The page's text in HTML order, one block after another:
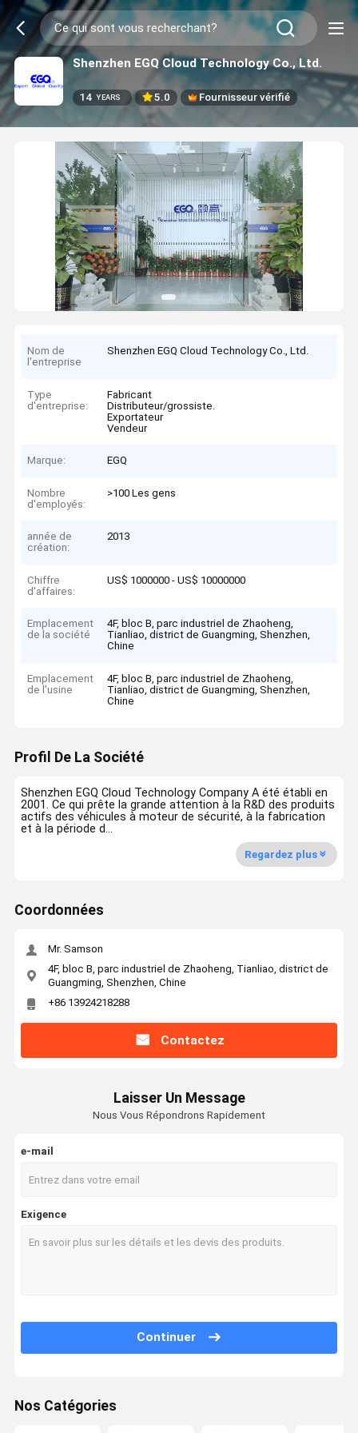
Shenzhen EGQ Cloud Technology Co., Ltd.
14 YEARS 5.0 Fournisseur vérifié
Nom de
l'entreprise
Shenzhen EGQ Cloud Technology Co., Ltd.
Type
d'entreprise:
Fabricant
Distributeur/grossiste.
Exportateur
Vendeur
Marque: EGQ
Nombre
d'employés:
>100 Les gens
année de
création:
2013
Chiffre
d'affaires:
US$ 1000000 - US$ 10000000
Emplacement
de la société
4F, bloc B, parc industriel de Zhaoheng,
Tianliao, district de Guangming, Shenzhen,
Chine
Emplacement
de l'usine
4F, bloc B, parc industriel de Zhaoheng,
Tianliao, district de Guangming, Shenzhen,
Chine
Profil De La Société
Shenzhen EGQ Cloud Technology Company A été établi en
2001. Ce qui prête la grande attention à la R&D des produits
actifs des véhicules à moteur de sécurité, à la fabrication
et à la période d...
Regardez plus
Coordonnées
Mr. Samson
4F, bloc B, parc industriel de Zhaoheng, Tianliao, district de
Guangming, Shenzhen, Chine
+86 13924218288
Contactez
Laisser Un Message
Nous Vous Répondrons Rapidement
e-mail
Exigence
Continuer
Nos Catégories